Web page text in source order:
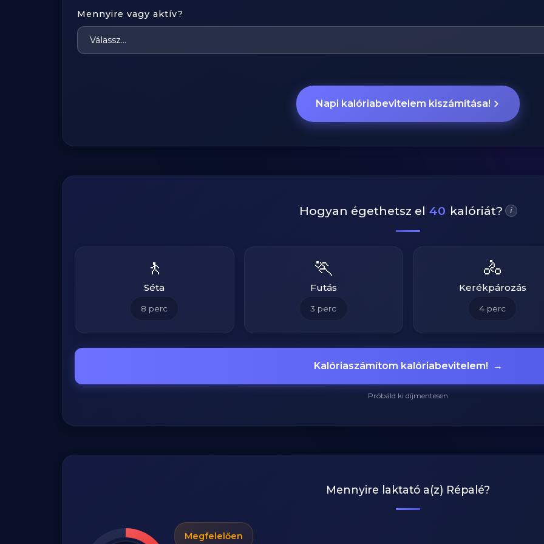
Mennyire vagy aktív?
Napi kalóriabevitelem kiszámítása!
Hogyan égethetsz el 40 kalóriát? i
🚶
Séta
8 perc
🏃
Futás
3 perc
🚴
Kerékpározás
4 perc
Kalóriaszámítom kalóriabevitelem! →
Próbáld ki díjmentesen
Mennyire laktató a(z) Répalé?
Megfelelően